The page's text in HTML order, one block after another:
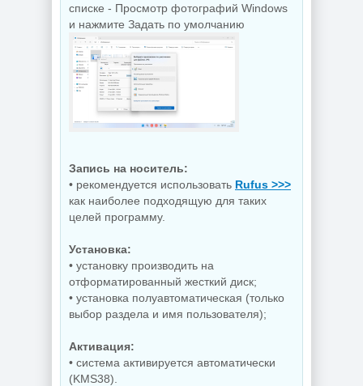
списке - Просмотр фотографий Windows
и нажмите Задать по умолчанию
Запись на носитель:
• рекомендуется использовать Rufus >>>
как наиболее подходящую для таких
целей программу.
Установка:
• установку производить на
отформатированный жесткий диск;
• установка полуавтоматическая (только
выбор раздела и имя пользователя);
Активация:
• система активируется автоматически
(KMS38).